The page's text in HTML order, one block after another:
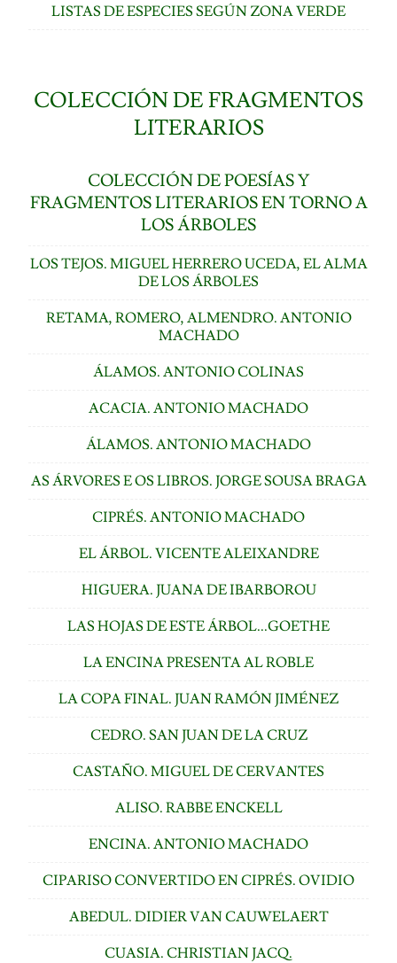
LISTAS DE ESPECIES SEGÚN ZONA VERDE
COLECCIÓN DE FRAGMENTOS
LITERARIOS
COLECCIÓN DE POESÍAS Y
FRAGMENTOS LITERARIOS EN TORNO A
LOS ÁRBOLES
LOS TEJOS. MIGUEL HERRERO UCEDA, EL ALMA
DE LOS ÁRBOLES
RETAMA, ROMERO, ALMENDRO. ANTONIO
MACHADO
ÁLAMOS. ANTONIO COLINAS
ACACIA. ANTONIO MACHADO
ÁLAMOS. ANTONIO MACHADO
AS ÁRVORES E OS LIBROS. JORGE SOUSA BRAGA
CIPRÉS. ANTONIO MACHADO
EL ÁRBOL. VICENTE ALEIXANDRE
HIGUERA. JUANA DE IBARBOROU
LAS HOJAS DE ESTE ÁRBOL...GOETHE
LA ENCINA PRESENTA AL ROBLE
LA COPA FINAL. JUAN RAMÓN JIMÉNEZ
CEDRO. SAN JUAN DE LA CRUZ
CASTAÑO. MIGUEL DE CERVANTES
ALISO. RABBE ENCKELL
ENCINA. ANTONIO MACHADO
CIPARISO CONVERTIDO EN CIPRÉS. OVIDIO
ABEDUL. DIDIER VAN CAUWELAERT
CUASIA. CHRISTIAN JACQ.